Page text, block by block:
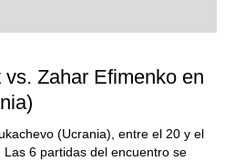
chess, or already
FRITZ, you can
and with a
Zahar Efimenko en
(Ucrania), entre el 20 y el
Las 6 partidas del encuentro se